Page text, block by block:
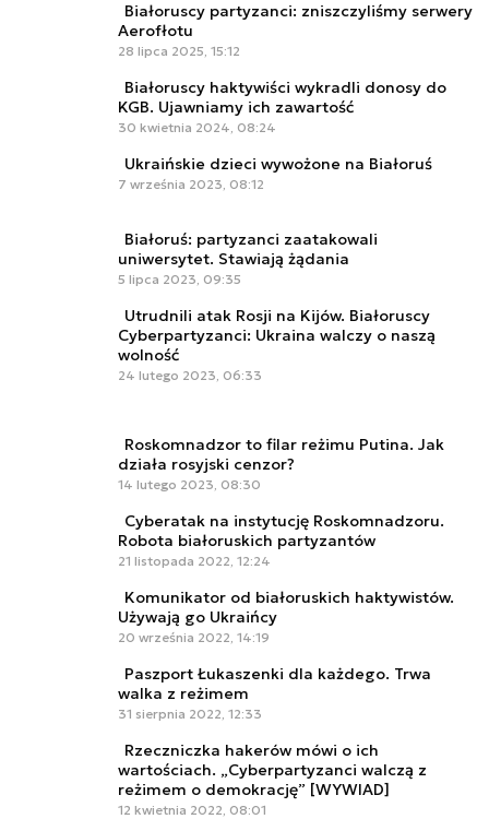
Białoruscy partyzanci: zniszczyliśmy serwery
Aerofłotu
28 lipca 2025, 15:12
Białoruscy haktywiści wykradli donosy do
KGB. Ujawniamy ich zawartość
30 kwietnia 2024, 08:24
Ukraińskie dzieci wywożone na Białoruś
7 września 2023, 08:12
Białoruś: partyzanci zaatakowali
uniwersytet. Stawiają żądania
5 lipca 2023, 09:35
Utrudnili atak Rosji na Kijów. Białoruscy
Cyberpartyzanci: Ukraina walczy o naszą
wolność
24 lutego 2023, 06:33
Roskomnadzor to filar reżimu Putina. Jak
działa rosyjski cenzor?
14 lutego 2023, 08:30
Cyberatak na instytucję Roskomnadzoru.
Robota białoruskich partyzantów
21 listopada 2022, 12:24
Komunikator od białoruskich haktywistów.
Używają go Ukraińcy
20 września 2022, 14:19
Paszport Łukaszenki dla każdego. Trwa
walka z reżimem
31 sierpnia 2022, 12:33
Rzeczniczka hakerów mówi o ich
wartościach. „Cyberpartyzanci walczą z
reżimem o demokrację” [WYWIAD]
12 kwietnia 2022, 08:01